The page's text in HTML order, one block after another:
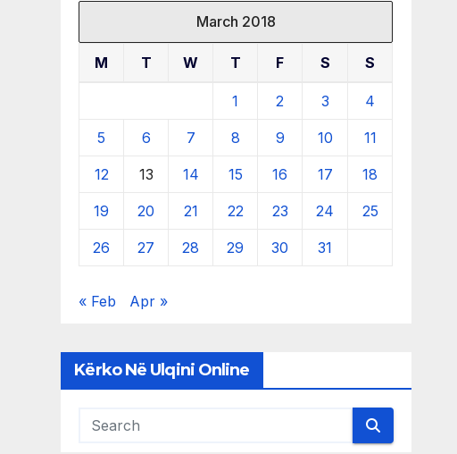
March 2018
M T W T F S S
1 2 3 4
5 6 7 8 9 10 11
12 13 14 15 16 17 18
19 20 21 22 23 24 25
26 27 28 29 30 31
« Feb Apr »
Kërko Në Ulqini Online